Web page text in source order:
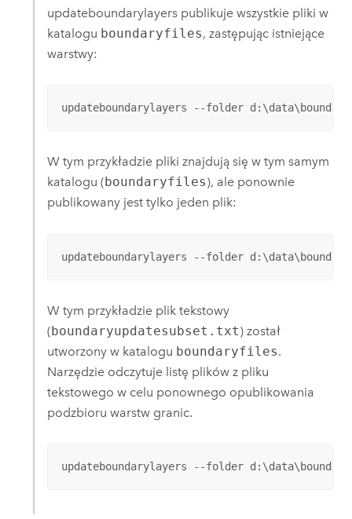
updateboundarylayers publikuje wszystkie pliki w
katalogu boundaryfiles, zastępując istniejące
warstwy:
updateboundarylayers --folder
W tym przykładzie pliki znajdują się w tym samym
katalogu ( boundaryfiles), ale ponownie
publikowany jest tylko jeden plik:
updateboundarylayers --folder
W tym przykładzie plik tekstowy
(boundaryupdatesubset.txt) został
utworzony w katalogu boundaryfiles.
Narzędzie odczytuje listę plików z pliku
tekstowego w celu ponownego opublikowania
podzbioru warstw granic.
updateboundarylayers --folder